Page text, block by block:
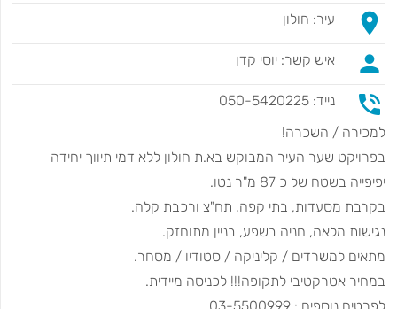
place עיר: חולון
person איש קשר: יוסי קדן
phone_in_talk
נייד: 050-5420225
למכירה / השכרה!
בפרויקט שער העיר המבוקש בא.ת חולון ללא דמי תיווך יחידה
יפיפייה בשטח של כ 87 מ"ר נטו.
בקרבת מסעדות, בתי קפה, תח"צ ורכבת קלה.
נגישות מלאה, חניה בשפע, בניין מתוחזק.
מתאים למשרדים / קליניקה / סטודיו / מסחר.
במחיר אטרקטיבי לתקופה!!! לכניסה מיידית.